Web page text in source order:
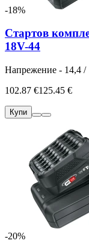
-18%
Стартов
18V-44
Напрежение - 14,4 /
102.87 €125.45 €
Купи
-20%